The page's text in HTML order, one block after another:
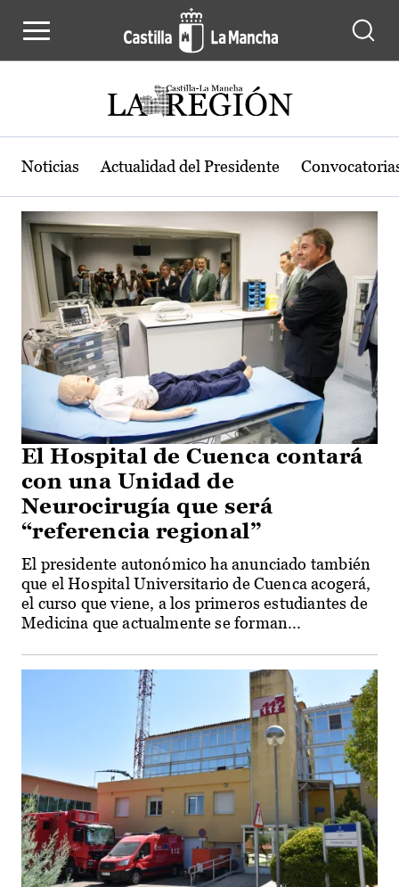
Actualidad de la región de Castilla-
Noticias Actualidad del Presidente
El Hospital de Cuenca contará
con una Unidad de
Neurocirugía que será
“referencia regional”
El presidente autonómico ha anunciado también
que el Hospital Universitario de Cuenca acogerá,
el curso que viene, a los primeros estudiantes de
Medicina que actualmente se forman...